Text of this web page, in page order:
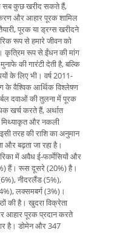
सब कुछ खरीद सकते हैं,
और आहार पूरक शामिल
पूरक या ड्रग्स खरीदने
रूप से हमारे जीवन को
कृत्रिम रूप से ईंधन की मांग
की गारंटी देती है, बल्कि
के लिए भी। वर्ष 2011-
के वैश्विक आर्थिक विश्लेषण
दवाओं की तुलना में पूरक
खर्च करते हैं, अर्थात
और नकली
तरह की राशि का अनुमान
और बढ़ता जा रहा है।
में अवैध ई-फार्मेसियों और
हैं। रूस दूसरे (20%) है।
नीदरलैंड (5%),
लक्समबर्ग (3%)।
की है। खुदरा विक्रेता
आहार पूरक प्रदान करते
है। डोमेन और 347